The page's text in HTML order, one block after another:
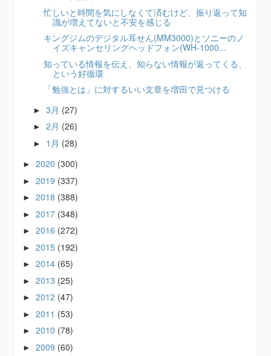
忙しいと時間を気にしなくて済むけど、振り返って知
識が増えてないと不安を感じる
キングジムのデジタル耳せん(MM3000)とソニーのノ
イズキャンセリングヘッドフォン(WH-1000...
知っている情報を伝え、知らない情報が返ってくる、
という好循環
「勉強とは」に対するいい文章を増田で見つける
►3月 (27)
►2月 (26)
► 1月 (28)
►2020 (300)
►2019 (337)
►2018 (388)
►2017 (348)
►2016 (272)
►2015 (192)
►2014 (65)
►2013 (25)
►2012 (47)
►2011 (53)
►2010 (78)
►2009 (60)